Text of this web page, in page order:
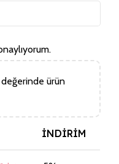
değerinde ürün
İNDIRIM